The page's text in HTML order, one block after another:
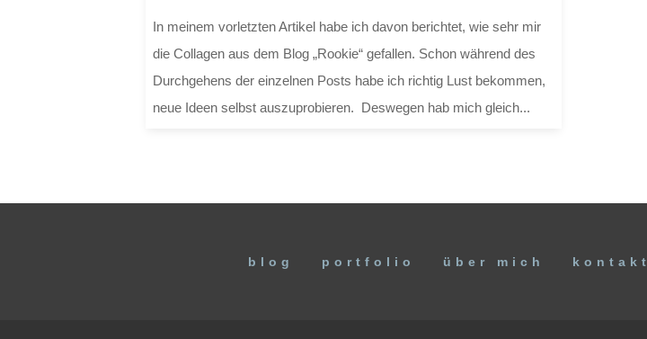
In meinem vorletzten Artikel habe ich davon berichtet, wie sehr mir
die Collagen aus dem Blog „Rookie“ gefallen. Schon während des
Durchgehens der einzelnen Posts habe ich richtig Lust bekommen,
neue Ideen selbst auszuprobieren. Deswegen hab mich gleich...
blog portfolio über mich kontakt